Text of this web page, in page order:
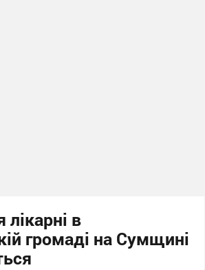
лікарні в
громаді на Сумщині